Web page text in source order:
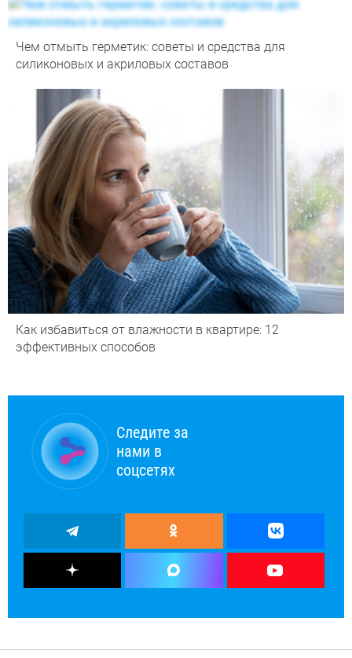
Чем отмыть герметик: советы и средства для
силиконовых и акриловых составов
Как избавиться от влажности в квартире: 12
эффективных способов
Следите за
нами в
соцсетях